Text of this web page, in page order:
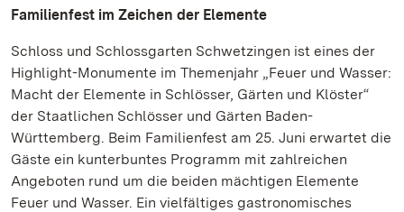
Familienfest im Zeichen der Elemente
Schloss und Schlossgarten Schwetzingen ist eines der
Highlight-Monumente im Themenjahr „Feuer und Wasser:
Macht der Elemente in Schlösser, Gärten und Klöster“
der Staatlichen Schlösser und Gärten Baden-
Württemberg. Beim Familienfest am 25. Juni erwartet die
Gäste ein kunterbuntes Programm mit zahlreichen
Angeboten rund um die beiden mächtigen Elemente
Feuer und Wasser. Ein vielfältiges gastronomisches